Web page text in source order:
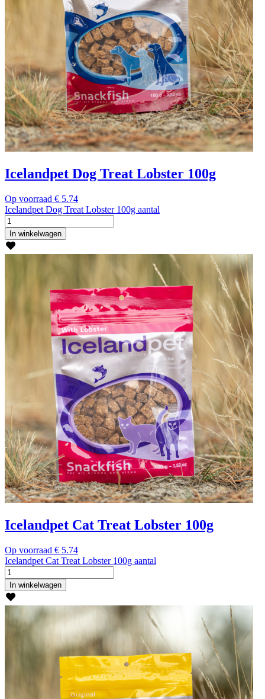
Icelandpet Dog Treat Lobster 100g
Op voorraad € 5.74
Icelandpet Dog Treat Lobster 100g aantal
In winkelwagen
Icelandpet Cat Treat Lobster 100g
Op voorraad € 5.74
Icelandpet Cat Treat Lobster 100g aantal
In winkelwagen